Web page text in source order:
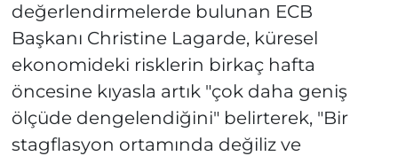
değerlendirmelerde bulunan ECB
Başkanı Christine Lagarde, küresel
ekonomideki risklerin birkaç hafta
öncesine kıyasla artık "çok daha geniş
ölçüde dengelendiğini" belirterek, "Bir
stagflasyon ortamında değiliz ve